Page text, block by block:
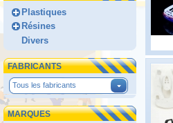
Plastiques
Résines
Divers
FABRICANTS
Tous les fabricants
MARQUES